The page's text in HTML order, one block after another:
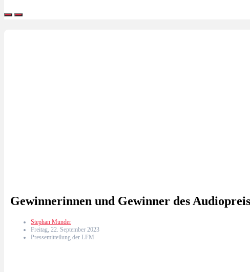
Gewinnerinnen und Gewinner des
Stephan Munder
Freitag, 22. September 2023
Pressemitteilung der LFM